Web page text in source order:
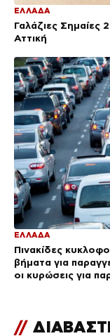
ΕΛΛΑΔΑ
Γαλάζιες Σημαίες
Αττική
ΕΛΛΑΔΑ
Πινακίδες
βήματα για
οι κυρώσεις για
//